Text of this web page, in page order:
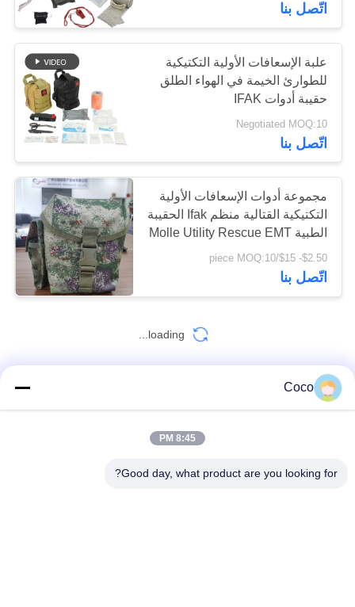
اتّصل بنا
علبة الإسعافات الأولية التكتيكية
للطوارئ الخيمة في الهواء الطلق
حقيبة أدوات IFAK
Negotiated MOQ:10
اتّصل بنا
مجموعة أدوات الإسعافات الأولية
التكتيكية القتالية منظم Ifak الحقيبة
الطبية Molle Utility Rescue EMT
في الهواء الطلق حقيبة إنقاذ
الطوارئ
$2.50- $15/piece MOQ:10
اتّصل بنا
loading...
Coco
8:45 PM
Good day, what product are you looking for?